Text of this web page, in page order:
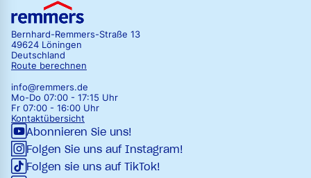
Bernhard-Remmers-Straße 13
49624 Löningen
Deutschland
Route berechnen
info@remmers.de
Mo-Do 07:00 - 17:15 Uhr
Fr 07:00 - 16:00 Uhr
Kontaktübersicht
Abonnieren Sie uns!
Folgen Sie uns auf Instagram!
Folgen sie uns auf TikTok!